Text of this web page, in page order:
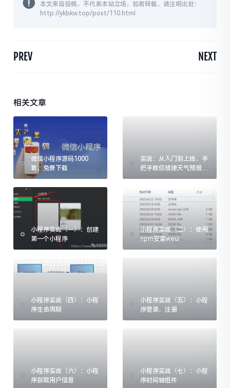
本文来自投稿，不代表本站立场，如若转载，请注明出处：
http://ykbkw.top/post/110.html
PREV NEXT
相关文章
微信小程序源码1000
套，免费下载
实战：从入门到上线，手
把手教你搭建天气预报微
信小程序
小程序实战（一）：创建
第一个小程序
小程序实战（二）：使用
npm安装weui
小程序实战（四）：小程
序生命周期
小程序实战（五）：小程
序登录、注册
小程序实战（六）：小程
序获取用户信息
小程序实战（七）：小程
序时间轴组件